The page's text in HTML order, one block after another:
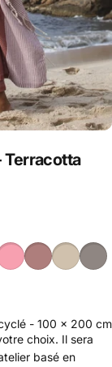
Terracotta
- 100 x 200 cm
choix. Il sera
basé en